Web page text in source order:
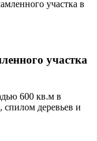
участка
600 кв.м в
спилом деревьев и